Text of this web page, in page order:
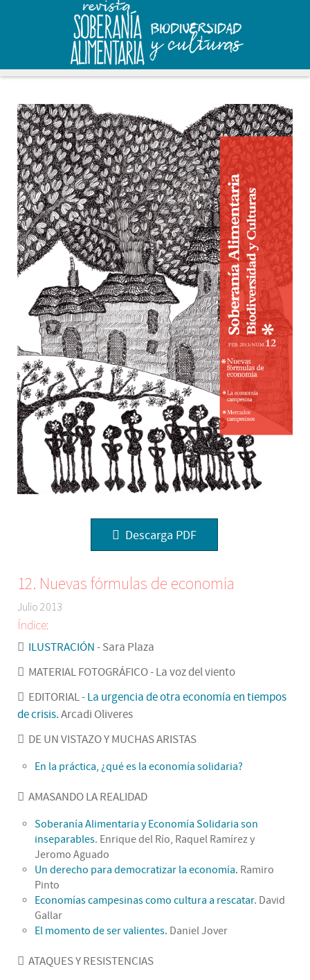
Descarga PDF
12. Nuevas fórmulas de economía
Julio 2013
Índice:
ILUSTRACIÓN- Sara Plaza
MATERIAL FOTOGRÁFICO - La voz del viento
EDITORIAL -La urgencia de otra economía en tiempos
de crisis.Arcadi Oliveres
DE UN VISTAZO Y MUCHAS ARISTAS
En la práctica, ¿qué es la economía solidaria?
AMASANDO LA REALIDAD
Soberanía Alimentaria y Economía Solidaria son
inseparables. Enrique del Río, Raquel Ramírez y
Jeromo Aguado
Un derecho para democratizar la economía. Ramiro
Pinto
Economías campesinas como cultura a rescatar. David
Gallar
El momento de ser valientes. Daniel Jover
ATAQUES Y RESISTENCIAS